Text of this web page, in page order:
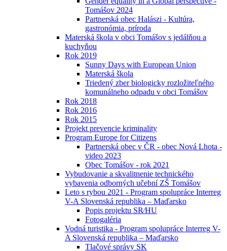
Tomášov 2024
Partnerská obec Halászi - Kultúra,
gastronómia, príroda
Materská škola v obci Tomášov s jedálňou a
kuchyňou
Rok 2019
Sunny Days with European Union
Materská škola
Triedený zber biologicky rozložiteľného
komunálneho odpadu v obci Tomášov
Rok 2018
Rok 2016
Rok 2015
Projekt prevencie kriminality
Program Europe for Citizens
Partnerská obec v ČR - obec Nová Lhota -
video 2023
Obec Tomášov - rok 2021
Vybudovanie a skvalitnenie technického
vybavenia odborných učební ZŠ Tomášov
Leto s rybou 2021 - Program spolupráce Interreg
V-A Slovenská republika – Maďarsko
Popis projektu SR⁄HU
Fotogaléria
Vodná turistika - Program spolupráce Interreg V-
A Slovenská republika – Maďarsko
Tlačové správy SK